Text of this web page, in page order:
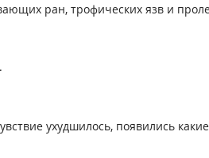
ран, трофических язв и
ухудшилось, появились